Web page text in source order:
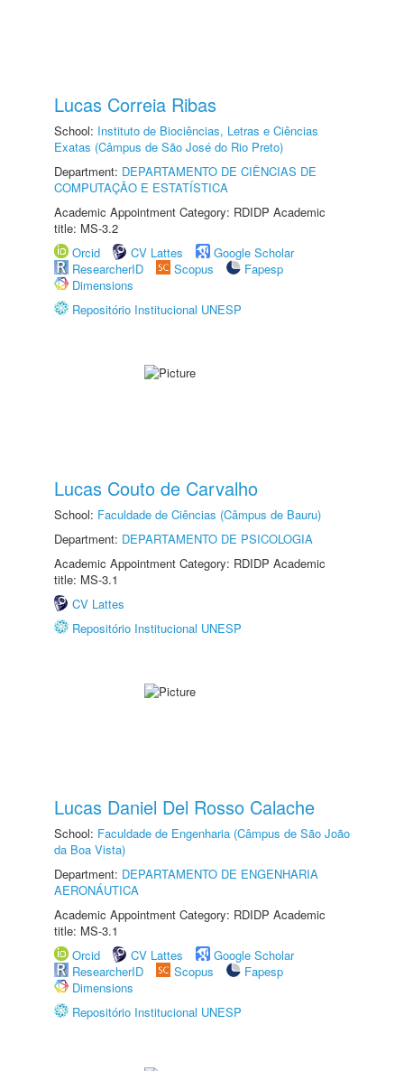
Lucas Correia Ribas
School: Instituto de Biociências, Letras e Ciências
Exatas (Câmpus de São José do Rio Preto)
Department: DEPARTAMENTO DE CIÊNCIAS DE
COMPUTAÇÃO E ESTATÍSTICA
Academic Appointment Category: RDIDP Academic
title: MS-3.2
Orcid
CV Lattes
Google Scholar
ResearcherID
Scopus
Fapesp
Dimensions
Repositório Institucional UNESP
Lucas Couto de Carvalho
School: Faculdade de Ciências (Câmpus de Bauru)
Department: DEPARTAMENTO DE PSICOLOGIA
Academic Appointment Category: RDIDP Academic
title: MS-3.1
CV Lattes
Repositório Institucional UNESP
Lucas Daniel Del Rosso Calache
School: Faculdade de Engenharia (Câmpus de São João
da Boa Vista)
Department: DEPARTAMENTO DE ENGENHARIA
AERONÁUTICA
Academic Appointment Category: RDIDP Academic
title: MS-3.1
Orcid
CV Lattes
Google Scholar
ResearcherID
Scopus
Fapesp
Dimensions
Repositório Institucional UNESP